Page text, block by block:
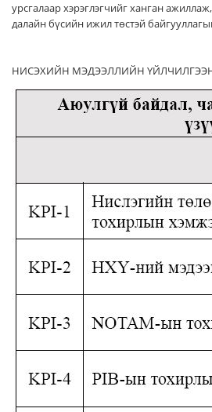
урсгалаар хэрэглэгчийг ханган
далайн бүсийн ижил төстэй
НИСЭХИЙН МЭДЭЭЛЛИЙН